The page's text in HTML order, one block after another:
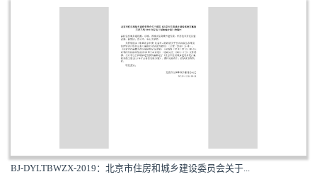
BJ-DYLTBWZX-2019：北京市住房和城乡建设委员会关于...